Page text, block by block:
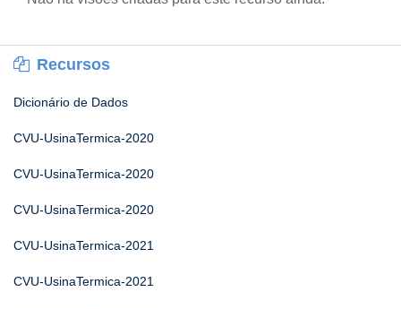
Recursos
Dicionário de Dados
CVU-UsinaTermica-2020
CVU-UsinaTermica-2020
CVU-UsinaTermica-2020
CVU-UsinaTermica-2021
CVU-UsinaTermica-2021